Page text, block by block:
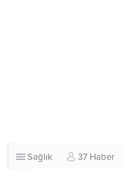
Sağlık 37 Haber